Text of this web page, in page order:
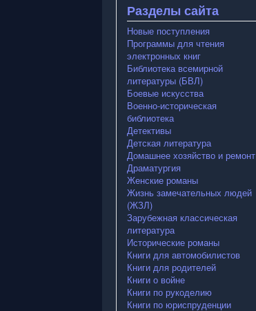
Разделы сайта
Новые поступления
Программы для чтения
электронных книг
Библиотека всемирной
литературы (БВЛ)
Боевые искусства
Военно-историческая
библиотека
Детективы
Детская литература
Домашнее хозяйство и ремонт
Драматургия
Женские романы
Жизнь замечательных людей
(ЖЗЛ)
Зарубежная классическая
литература
Исторические романы
Книги для автомобилистов
Книги для родителей
Книги о войне
Книги по рукоделию
Книги по юриспруденции